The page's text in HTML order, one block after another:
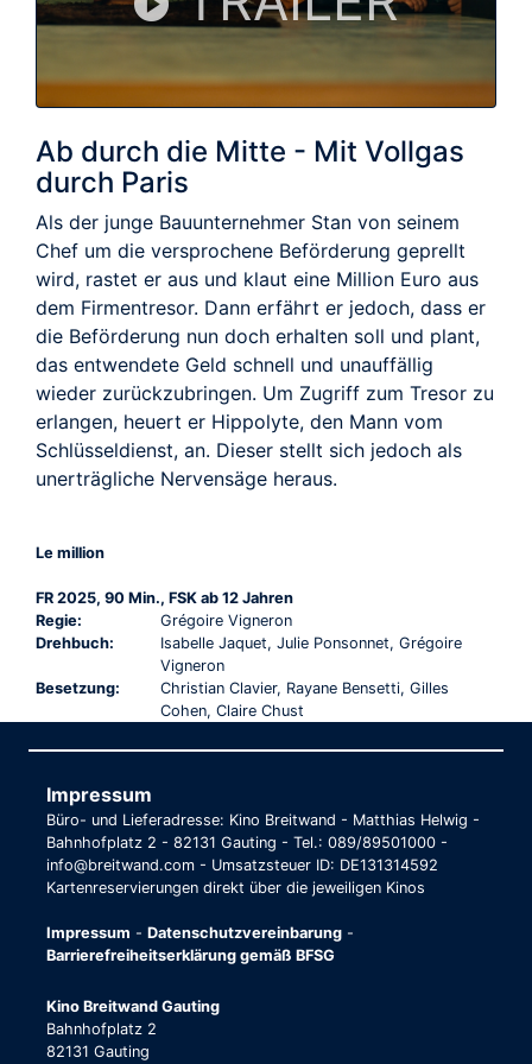
Ab durch die Mitte - Mit Vollgas
durch Paris
Als der junge Bauunternehmer Stan von seinem
Chef um die versprochene Beförderung geprellt
wird, rastet er aus und klaut eine Million Euro aus
dem Firmentresor. Dann erfährt er jedoch, dass er
die Beförderung nun doch erhalten soll und plant,
das entwendete Geld schnell und unauffällig
wieder zurückzubringen. Um Zugriff zum Tresor zu
erlangen, heuert er Hippolyte, den Mann vom
Schlüsseldienst, an. Dieser stellt sich jedoch als
unerträgliche Nervensäge heraus.
Le million
FR 2025, 90 Min., FSK ab 12 Jahren
Regie:
Grégoire Vigneron
Drehbuch:
Isabelle Jaquet, Julie Ponsonnet, Grégoire
Vigneron
Besetzung:
Christian Clavier, Rayane Bensetti, Gilles
Cohen, Claire Chust
Impressum
Büro- und Lieferadresse: Kino Breitwand - Matthias Helwig -
Bahnhofplatz 2 - 82131 Gauting - Tel.: 089/89501000 -
info@breitwand.com - Umsatzsteuer ID: DE131314592
Kartenreservierungen direkt über die jeweiligen Kinos
Impressum - Datenschutzvereinbarung -
Barrierefreiheitserklärung gemäß BFSG
Kino Breitwand Gauting
Bahnhofplatz 2
82131 Gauting